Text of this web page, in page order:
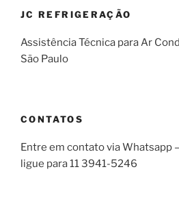
JC REFRIGERAÇÃO
Assistência Técnica para Ar
São Paulo
CONTATOS
Entre em contato via Whatsapp
ligue para 11 3941-5246